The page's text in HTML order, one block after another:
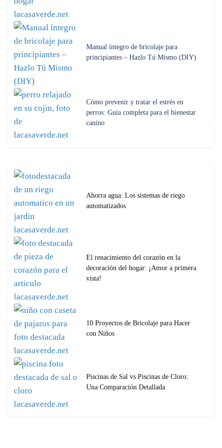
Manual íntegro de bricolaje para
principiantes – Hazlo Tú Mismo (DIY)
Cómo prevenir y tratar el estrés en
perros: Guía completa para el bienestar
canino
Ahorra agua: Los sistemas de riego
automatizados
El renacimiento del corazón en la
decoración del hogar: ¡Amor a primera
vista!
10 Proyectos de Bricolaje para Hacer
con Niños
Piscinas de Sal vs Piscinas de Cloro:
Una Comparación Detallada